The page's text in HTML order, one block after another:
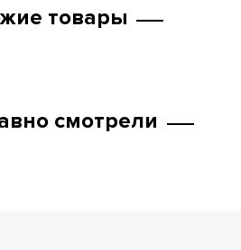
товары
смотрели